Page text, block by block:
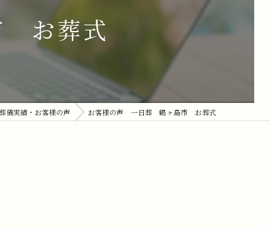
家族葬
お葬式
儀実績・お客様の声 お客様の声 一日葬 鶴ヶ島市 お葬式